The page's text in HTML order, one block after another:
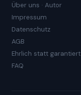
Über uns · Autor
Impressum
Datenschutz
AGB
Ehrlich statt garantiert
FAQ